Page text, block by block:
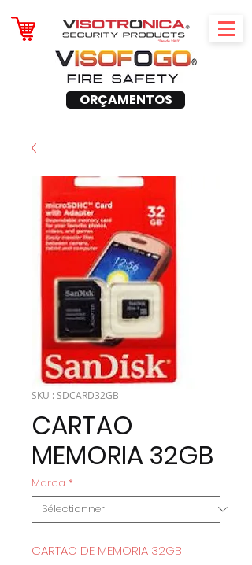
ORÇAMENTOS
SKU : SDCARD32GB
CARTAO
MEMORIA 32GB
Marca *
CARTAO DE MEMORIA 32GB